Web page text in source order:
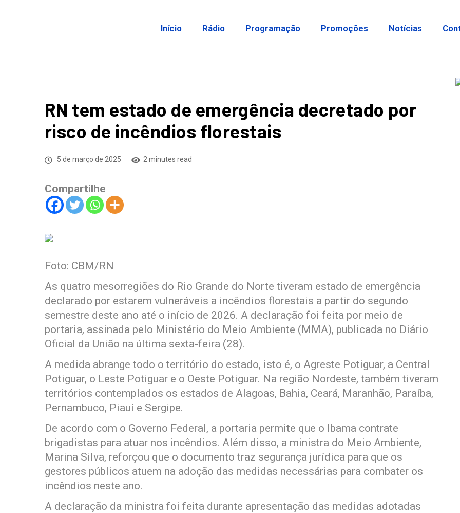
Início Rádio Programação Promoções Notícias
RN tem estado de emergência decretado por
risco de incêndios florestais
5 de março de 2025 2 minutes read
Compartilhe
Foto: CBM/RN
As quatro mesorregiões do Rio Grande do Norte tiveram estado de emergência
declarado por estarem vulneráveis a incêndios florestais a partir do segundo
semestre deste ano até o início de 2026. A declaração foi feita por meio de
portaria, assinada pelo Ministério do Meio Ambiente (MMA), publicada no Diário
Oficial da União na última sexta-feira (28).
A medida abrange todo o território do estado, isto é, o Agreste Potiguar, a Central
Potiguar, o Leste Potiguar e o Oeste Potiguar. Na região Nordeste, também tiveram
territórios contemplados os estados de Alagoas, Bahia, Ceará, Maranhão, Paraíba,
Pernambuco, Piauí e Sergipe.
De acordo com o Governo Federal, a portaria permite que o Ibama contrate
brigadistas para atuar nos incêndios. Além disso, a ministra do Meio Ambiente,
Marina Silva, reforçou que o documento traz segurança jurídica para que os
gestores públicos atuem na adoção das medidas necessárias para combater os
incêndios neste ano.
A declaração da ministra foi feita durante apresentação das medidas adotadas